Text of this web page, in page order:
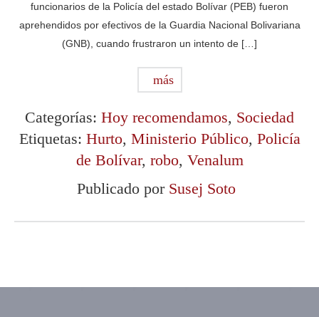
funcionarios de la Policía del estado Bolívar (PEB) fueron
aprehendidos por efectivos de la Guardia Nacional Bolivariana
(GNB), cuando frustraron un intento de […]
más
Categorías: Hoy recomendamos, Sociedad
Etiquetas: Hurto, Ministerio Público, Policía
de Bolívar, robo, Venalum
Publicado por Susej Soto